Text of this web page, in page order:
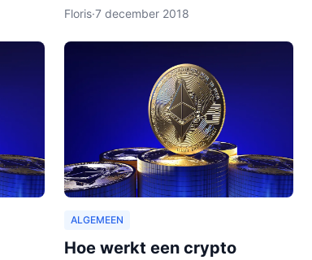
doelen van toepassing zouden
ook een heel nieuw publiek kunnen
Floris·7 december 2018
ALGEMEEN
Hoe werkt een crypto